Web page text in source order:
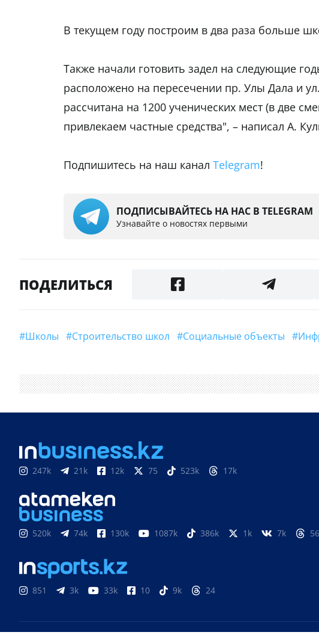
В текущем году построим в два раза больше
Также начали готовить задел на следующие
расположено на пересечении пр. Улы Дала и
рассчитана на 1200 ученических мест (в две
привлекаем частные средства", – написал А.
Подпишитесь на наш канал Telegram!
ПОДПИСЫВАЙТЕСЬ НА НАС В TELEGRAM
Узнавайте о новостях первыми
ПОДЕЛИТЬСЯ
#школы #строительство школ #социальные объекты
247k 21k 12k 75 523k 17k
520k 74k 130k 1087k 386k 1k 7k
851 3k 33k 10 9k 24